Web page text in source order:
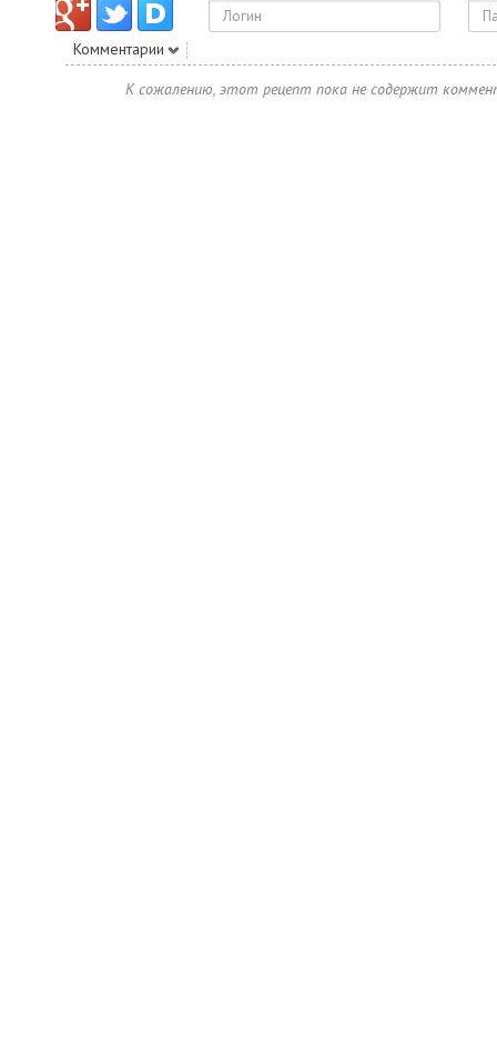
Комментарии
К сожалению, этот рецепт пока не содержит